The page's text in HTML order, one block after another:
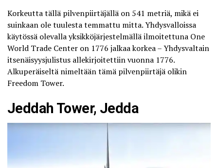
Korkeutta tällä pilvenpiirtäjällä on 541 metriä, mikä ei
suinkaan ole tuulesta temmattu mitta. Yhdysvalloissa
käytössä olevalla yksikköjärjestelmällä ilmoitettuna One
World Trade Center on 1776 jalkaa korkea – Yhdysvaltain
itsenäisyysjulistus allekirjoitettiin vuonna 1776.
Alkuperäiseltä nimeltään tämä pilvenpiirtäjä olikin
Freedom Tower.
Jeddah Tower, Jedda